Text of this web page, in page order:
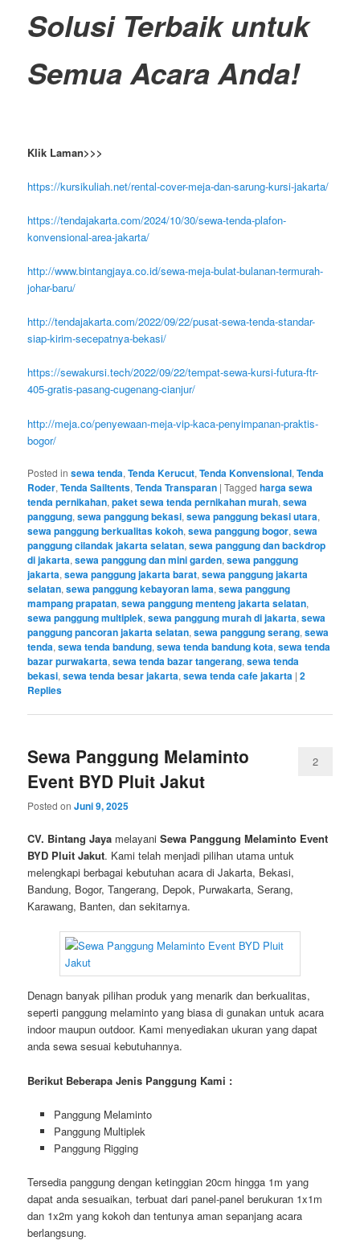
Solusi Terbaik untuk
Semua Acara Anda!
Klik Laman>>>
https://kursikuliah.net/rental-cover-meja-dan-sarung-kursi-jakarta/
https://tendajakarta.com/2024/10/30/sewa-tenda-plafon-
konvensional-area-jakarta/
http://www.bintangjaya.co.id/sewa-meja-bulat-bulanan-termurah-
johar-baru/
http://tendajakarta.com/2022/09/22/pusat-sewa-tenda-standar-
siap-kirim-secepatnya-bekasi/
https://sewakursi.tech/2022/09/22/tempat-sewa-kursi-futura-ftr-
405-gratis-pasang-cugenang-cianjur/
http://meja.co/penyewaan-meja-vip-kaca-penyimpanan-praktis-
bogor/
Posted in sewa tenda,Tenda Kerucut,Tenda Konvensional,Tenda
Roder,Tenda Sailtents,Tenda Transparan |Tagged harga sewa
tenda pernikahan,paket sewa tenda pernikahan murah,sewa
panggung,sewa panggung bekasi,sewa panggung bekasi utara,
sewa panggung berkualitas kokoh,sewa panggung bogor,sewa
panggung cilandak jakarta selatan,sewa panggung dan backdrop
di jakarta,sewa panggung dan mini garden,sewa panggung
jakarta,sewa panggung jakarta barat,sewa panggung jakarta
selatan,sewa panggung kebayoran lama,sewa panggung
mampang prapatan,sewa panggung menteng jakarta selatan,
sewa panggung multiplek,sewa panggung murah di jakarta,sewa
panggung pancoran jakarta selatan,sewa panggung serang,sewa
tenda,sewa tenda bandung,sewa tenda bandung kota,sewa tenda
bazar purwakarta,sewa tenda bazar tangerang,sewa tenda
bekasi,sewa tenda besar jakarta,sewa tenda cafe jakarta |2
Replies
Sewa Panggung Melaminto
Event BYD Pluit Jakut
Posted onJuni 9, 2025
2
CV. Bintang Jaya melayaniSewa Panggung Melaminto Event
BYD Pluit Jakut. Kami telah menjadi pilihan utama untuk
melengkapi berbagai kebutuhan acara di Jakarta, Bekasi,
Bandung, Bogor, Tangerang, Depok, Purwakarta, Serang,
Karawang, Banten, dan sekitarnya.
Denagn banyak pilihan produk yang menarik dan berkualitas,
seperti panggung melaminto yang biasa di gunakan untuk acara
indoor maupun outdoor. Kami menyediakan ukuran yang dapat
anda sewa sesuai kebutuhannya.
Berikut Beberapa Jenis Panggung Kami :
Panggung Melaminto
Panggung Multiplek
Panggung Rigging
Tersedia panggung dengan ketinggian 20cm hingga 1m yang
dapat anda sesuaikan, terbuat dari panel-panel berukuran 1x1m
dan 1x2m yang kokoh dan tentunya aman sepanjang acara
berlangsung.